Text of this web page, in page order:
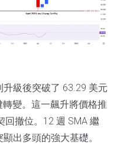
級後突破了 63.29 美元
變。這一飆升將價格推
回撤位。12 週 SMA 繼
出多頭的強大基礎。